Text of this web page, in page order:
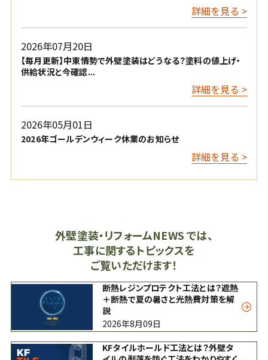
詳細を見る >
2026年07月20日
【毎月更新】中東情勢で外壁塗装はどうなる？塗料の値上げ・
供給状況と今確認...
詳細を見る >
2026年05月01日
2026年ゴールデンウィーク休業のお知らせ
詳細を見る >
外壁塗装・リフォームNEWS では、
工事に関するトピックスを
ご覧いただけます！
断熱レジンプロテクト工法とは？遮熱
＋断熱で夏の暑さと光熱費対策を解
説
2026年8月09日
KFタイルホールド工法とは？外壁タ